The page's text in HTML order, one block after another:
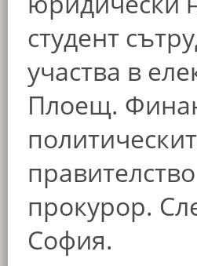
студент
участва в
Плоещ.
прокурор.
София.